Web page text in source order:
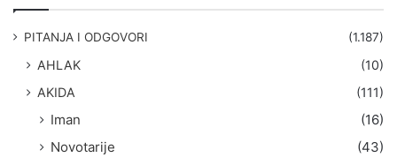
PITANJA I ODGOVORI (1.187)
AHLAK
(10)
AKIDA
(111)
Iman
(16)
Novotarije
(43)